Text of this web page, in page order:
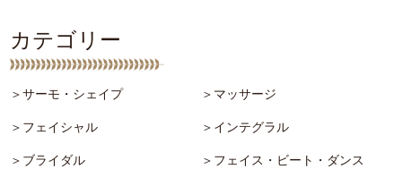
カテゴリー
＞サーモ・シェイプ ＞マッサージ
＞フェイシャル ＞インテグラル
＞ブライダル ＞フェイス・ビート・ダンス